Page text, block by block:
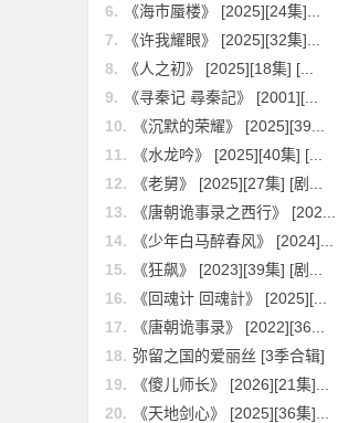
6.
《海市蜃楼》 [2025][24集]...
7.
《许我耀眼》 [2025][32集]...
8.
《人之初》 [2025][18集] [...
9.
《寻秦记 尋秦記》 [2001][...
10.
《沉默的荣耀》 [2025][39...
11.
《水龙吟》 [2025][40集] [...
12.
《老舅》 [2025][27集] [剧...
13.
《唐朝诡事录之西行》 [202...
14.
《少年白马醉春风》 [2024]...
15.
《狂飙》 [2023][39集] [剧...
16.
《回魂计 回魂計》 [2025][...
17.
《唐朝诡事录》 [2022][36...
18. 弥留之国的爱丽丝 [3季合辑]
19.
《傻儿师长》 [2026][21集]...
20.
《天地剑心》 [2025][36集]...